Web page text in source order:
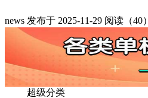
news 发布于 2025-11-29 阅读（40）
超级分类